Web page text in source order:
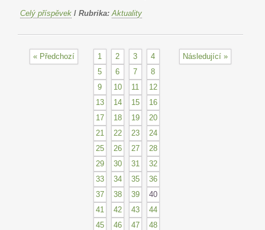
Celý příspěvek / Rubrika: Aktuality
« Předchozí 1 2 3
4
5
6 7
8
9
10 11
12
13
14 15
16
17
18 19
20
21
22 23
24
25
26 27
28
29
30 31
32
33
34 35
36
37
38 39
40
41
42 43
44
45
46 47
48
Následující »